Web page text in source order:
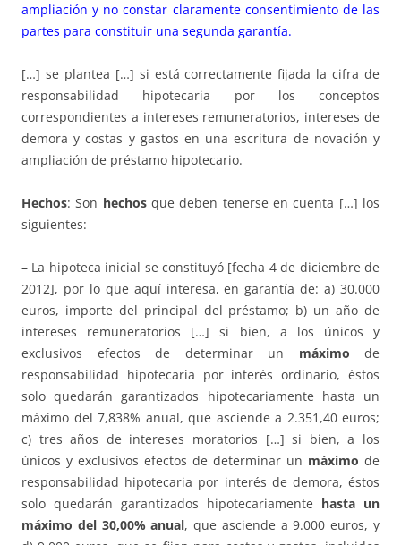
ampliación y no constar claramente consentimiento de las
partes para constituir una segunda garantía.
[…] se plantea […] si está correctamente fijada la cifra de
responsabilidad hipotecaria por los conceptos
correspondientes a intereses remuneratorios, intereses de
demora y costas y gastos en una escritura de novación y
ampliación de préstamo hipotecario.
Hechos: Son hechosque deben tenerse en cuenta […] los
siguientes:
– La hipoteca inicial se constituyó [fecha 4 de diciembre de
2012], por lo que aquí interesa, en garantía de: a) 30.000
euros, importe del principal del préstamo; b) un año de
intereses remuneratorios […] si bien, a los únicos y
exclusivos efectos de determinar un máximo de
responsabilidad hipotecaria por interés ordinario, éstos
solo quedarán garantizados hipotecariamente hasta un
máximo del 7,838% anual, que asciende a 2.351,40 euros;
c) tres años de intereses moratorios […] si bien, a los
únicos y exclusivos efectos de determinar un máximo de
responsabilidad hipotecaria por interés de demora, éstos
solo quedarán garantizados hipotecariamente hasta un
máximo del 30,00% anual, que asciende a 9.000 euros, y